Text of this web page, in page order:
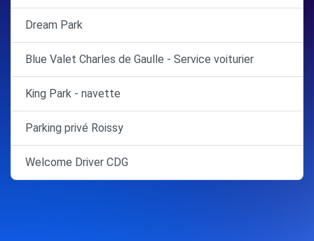
Dream Park
Blue Valet Charles de Gaulle - Service voiturier
King Park - navette
Parking privé Roissy
Welcome Driver CDG